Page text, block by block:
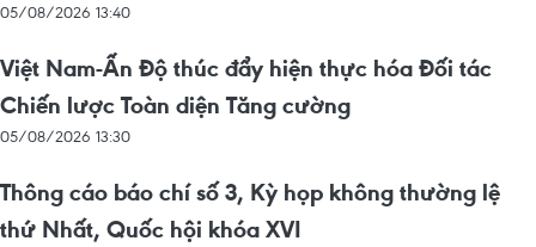
05/08/2026 13:40
Việt Nam-Ấn Độ thúc đẩy hiện thực hóa Đối tác
Chiến lược Toàn diện Tăng cường
05/08/2026 13:30
Thông cáo báo chí số 3, Kỳ họp không thường lệ
thứ Nhất, Quốc hội khóa XVI